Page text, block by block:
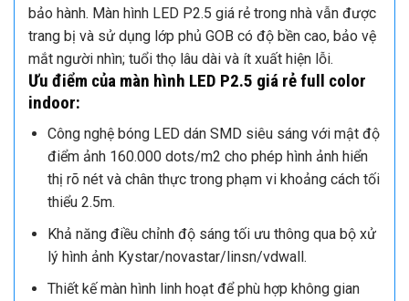
bảo hành. Màn hình LED P2.5 giá rẻ trong nhà vẫn được
trang bị và sử dụng lớp phủ GOB có độ bền cao, bảo vệ
mắt người nhìn; tuổi thọ lâu dài và ít xuất hiện lỗi.
Ưu điểm của màn hình LED P2.5 giá rẻ full color
indoor:
Công nghệ bóng LED dán SMD siêu sáng với mật độ
điểm ảnh 160.000 dots/m2 cho phép hình ảnh hiển
thị rõ nét và chân thực trong phạm vi khoảng cách tối
thiểu 2.5m.
Khả năng điều chỉnh độ sáng tối ưu thông qua bộ xử
lý hình ảnh Kystar/novastar/linsn/vdwall.
Thiết kế màn hình linh hoạt để phù hợp không gian